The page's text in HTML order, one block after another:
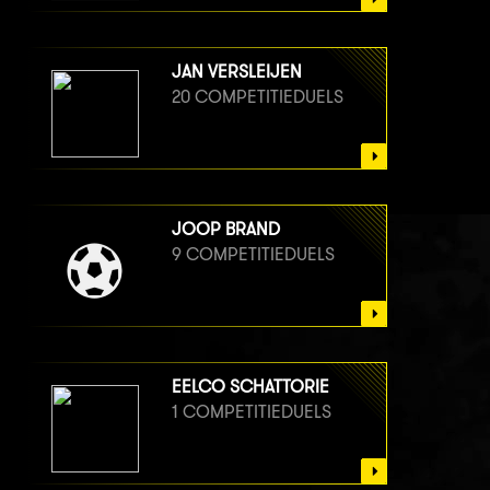
JAN VERSLEIJEN
20 COMPETITIEDUELS
JOOP BRAND
9 COMPETITIEDUELS
EELCO SCHATTORIE
1 COMPETITIEDUELS